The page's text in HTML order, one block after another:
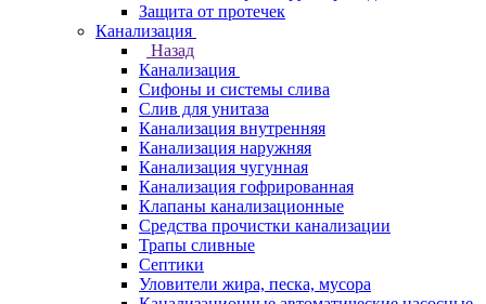
Защита от протечек
Канализация
Назад
Канализация
Сифоны и системы слива
Слив для унитаза
Канализация внутренняя
Канализация наружняя
Канализация чугунная
Канализация гофрированная
Клапаны канализационные
Средства прочистки канализации
Трапы сливные
Септики
Уловители жира, песка, мусора